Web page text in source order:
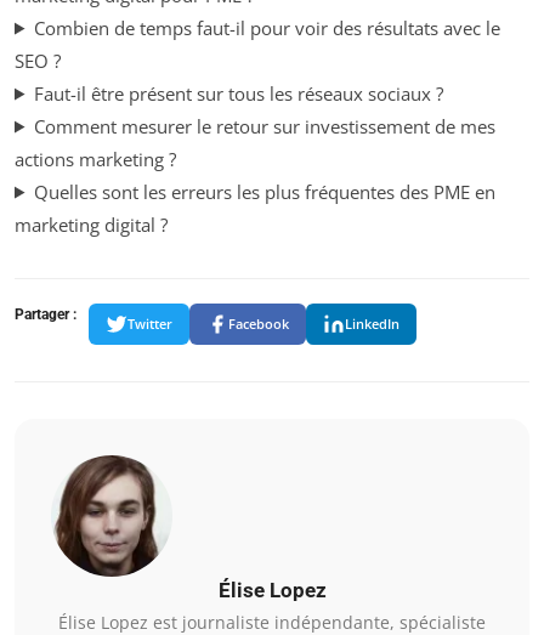
Combien de temps faut-il pour voir des résultats avec le
SEO ?
Faut-il être présent sur tous les réseaux sociaux ?
Comment mesurer le retour sur investissement de mes
actions marketing ?
Quelles sont les erreurs les plus fréquentes des PME en
marketing digital ?
Partager :
Twitter Facebook LinkedIn
Élise Lopez
Élise Lopez est journaliste indépendante, spécialiste